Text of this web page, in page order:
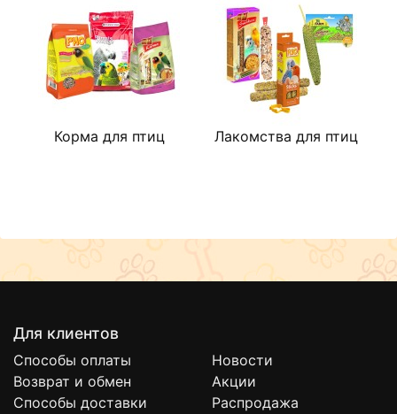
Корма для птиц Лакомства для птиц
Для клиентов
Способы оплаты
Возврат и обмен
Способы доставки
Новости
Акции
Распродажа